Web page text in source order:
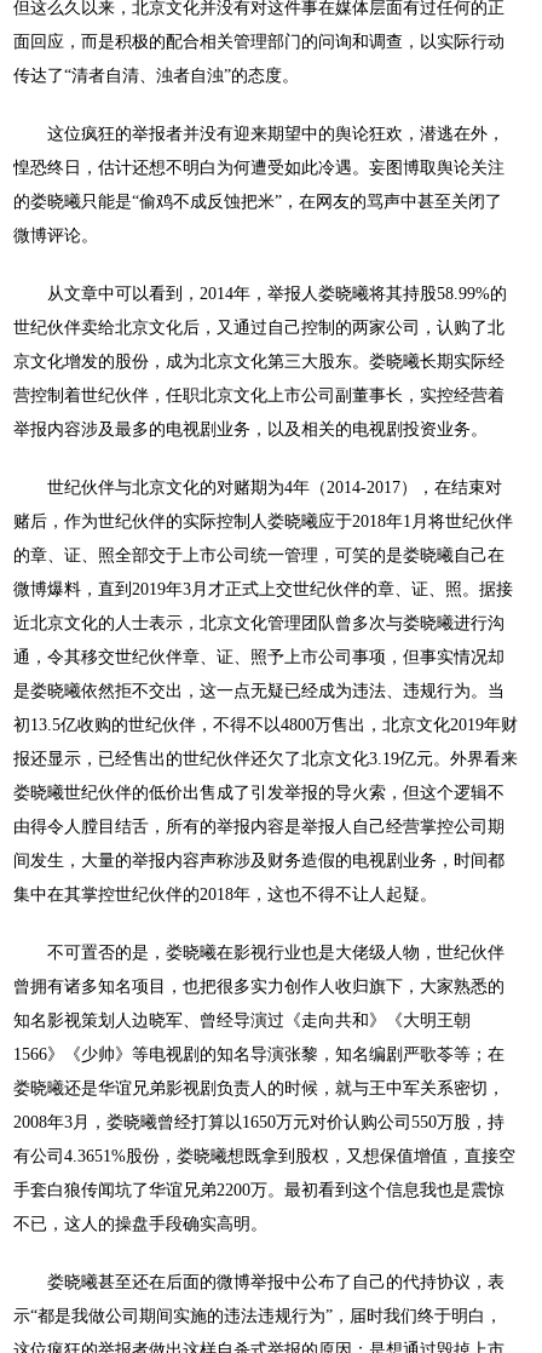
但这么久以来，北京文化并没有对这件事在媒体层面有过任何的正
面回应，而是积极的配合相关管理部门的问询和调查，以实际行动
传达了“清者自清、浊者自浊”的态度。
这位疯狂的举报者并没有迎来期望中的舆论狂欢，潜逃在外，
惶恐终日，估计还想不明白为何遭受如此冷遇。妄图博取舆论关注
的娄晓曦只能是“偷鸡不成反蚀把米”，在网友的骂声中甚至关闭了
微博评论。
从文章中可以看到， 2014年，举报人娄晓曦将其持股58.99%的
世纪伙伴卖给北京文化后，又通过自己控制的两家公司，认购了北
京文化增发的股份，成为北京文化第三大股东。娄晓曦长期实际经
营控制着世纪伙伴，任职北京文化上市公司副董事长，实控经营着
举报内容涉及最多的电视剧业务，以及相关的电视剧投资业务。
世纪伙伴与北京文化的对赌期为4年（2014-2017），在结束对
赌后，作为世纪伙伴的实际控制人娄晓曦应于2018年1月将世纪伙伴
的章、证、照全部交于上市公司统一管理，可笑的是娄晓曦自己在
微博爆料，直到2019年3月才正式上交世纪伙伴的章、证、照。据接
近北京文化的人士表示，北京文化管理团队曾多次与娄晓曦进行沟
通，令其移交世纪伙伴章、证、照予上市公司事项，但事实情况却
是娄晓曦依然拒不交出，这一点无疑已经成为违法、违规行为。当
初13.5亿收购的世纪伙伴，不得不以4800万售出，北京文化2019年财
报还显示，已经售出的世纪伙伴还欠了北京文化3.19亿元。外界看来
娄晓曦世纪伙伴的低价出售成了引发举报的导火索，但这个逻辑不
由得令人膛目结舌，所有的举报内容是举报人自己经营掌控公司期
间发生，大量的举报内容声称涉及财务造假的电视剧业务，时间都
集中在其掌控世纪伙伴的2018年，这也不得不让人起疑。
不可置否的是，娄晓曦在影视行业也是大佬级人物，世纪伙伴
曾拥有诸多知名项目，也把很多实力创作人收归旗下，大家熟悉的
知名影视策划人边晓军、曾经导演过《走向共和》《大明王朝
1566》《少帅》等电视剧的知名导演张黎，知名编剧严歌苓等；在
娄晓曦还是华谊兄弟影视剧负责人的时候，就与王中军关系密切，
2008年3月，娄晓曦曾经打算以1650万元对价认购公司550万股，持
有公司4.3651%股份，娄晓曦想既拿到股权，又想保值增值，直接空
手套白狼传闻坑了华谊兄弟2200万。最初看到这个信息我也是震惊
不已，这人的操盘手段确实高明。
娄晓曦甚至还在后面的微博举报中公布了自己的代持协议，表
示“都是我做公司期间实施的违法违规行为”，届时我们终于明白，